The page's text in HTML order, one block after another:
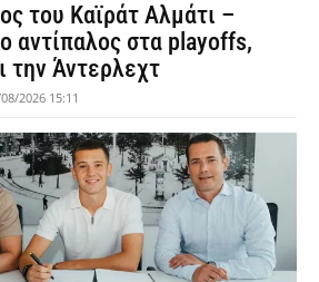
του Καϊράτ Αλμάτι –
αντίπαλος στα playoffs,
την Άντερλεχτ
2026 15:11